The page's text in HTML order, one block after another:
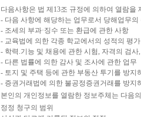
다음사항은 법 제13조 규정에 의하여 열람을
- 다음 사항에 해당하는 업무로서 당해업무
- 조세의 부과·징수 또는 환급에 관한 사항
- 교육법에 의한 각종 학교에서의 성적의 평
- 학력.기능 및 채용에 관한 시험, 자격의 검
- 다른 법률에 의한 감사 및 조사에 관한 업무
- 토지 및 주택 등에 관한 부동산 투기를 방지
- 증권거래법에 의한 불공정증권거래를 방지
본인의 개인정보를 열람한 정보주체는 다음
정정 청구의 범위